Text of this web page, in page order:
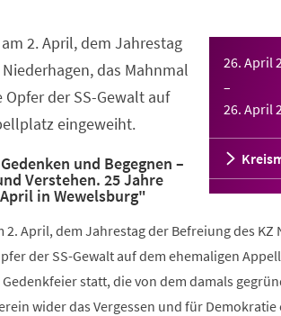
26. April
–
26. April
2. April, dem Jahrestag
das Mahnmal
der SS-Gewalt auf
eingeweiht.
und Begegnen –
Verstehen. 25 Jahre
in Wewelsburg"
2. April, dem Jahrestag der Befreiung des KZ
der SS-Gewalt auf dem ehemaligen
statt, die von dem damals
wider das Vergessen und für Demokratie